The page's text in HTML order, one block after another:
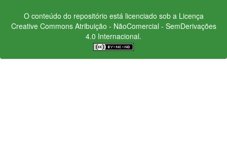
O conteúdo do repositório está licenciado sob a Licença
Creative CommonsAtribuição - NãoComercial - SemDerivações
4.0 Internacional.